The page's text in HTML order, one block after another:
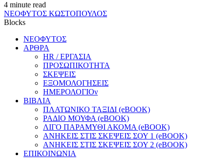
4 minute read
ΝΕΟΦΥΤΟΣ ΚΩΣΤΟΠΟΥΛΟΣ
Blocks
ΝΕΟΦΥΤΟΣ
ΑΡΘΡΑ
HR / ΕΡΓΑΣΙΑ
ΠΡΟΣΩΠΙΚΟΤΗΤΑ
ΣΚΕΨΕΙΣ
ΕΞΟΜΟΛΟΓΗΣΕΙΣ
ΗΜΕΡΟΛΟΓΙΟν
ΒΙΒΛΙΑ
ΠΛΑΤΩΝΙΚΟ ΤΑΞΙΔΙ (eBOOK)
ΡΑΔΙΟ ΜΟΥΦΑ (eBOOK)
ΛΙΓΟ ΠΑΡΑΜΥΘΙ ΑΚΟΜΑ (eBOOK)
ΑΝΗΚΕΙΣ ΣΤΙΣ ΣΚΕΨΕΙΣ ΣΟΥ 1 (eBOOK)
ΑΝΗΚΕΙΣ ΣΤΙΣ ΣΚΕΨΕΙΣ ΣΟΥ 2 (eBOOK)
ΕΠΙΚΟΙΝΩΝΙΑ